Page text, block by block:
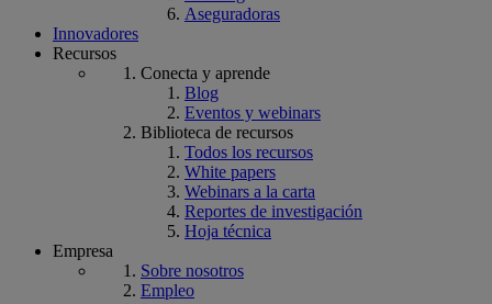
Aseguradoras
Innovadores
Recursos
Conecta y aprende
Blog
Eventos y webinars
Biblioteca de recursos
Todos los recursos
White papers
Webinars a la carta
Reportes de investigación
Hoja técnica
Empresa
Sobre nosotros
Empleo